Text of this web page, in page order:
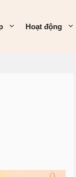
Hoạt động